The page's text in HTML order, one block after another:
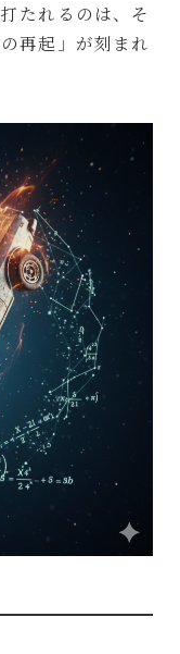
たれるのは、そ
再起」が刻まれ